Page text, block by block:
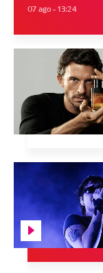
07 ago - 13:24